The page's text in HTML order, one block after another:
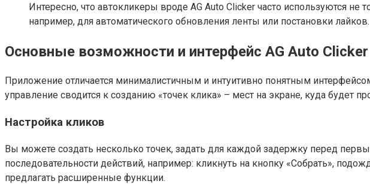
Интересно, что автокликеры вроде AG Auto Clicker часто используются
например, для автоматического обновления ленты или постановки лайков.
Основные возможности и интерфейс AG Auto Clicker
Приложение отличается минималистичным и интуитивно понятным
управление сводится к созданию «точек клика» – мест на экране, куда будет
Настройка кликов
Вы можете создать несколько точек, задать для каждой задержку перед
последовательности действий, например: кликнуть на кнопку «Собрать»,
предлагать расширенные функции.